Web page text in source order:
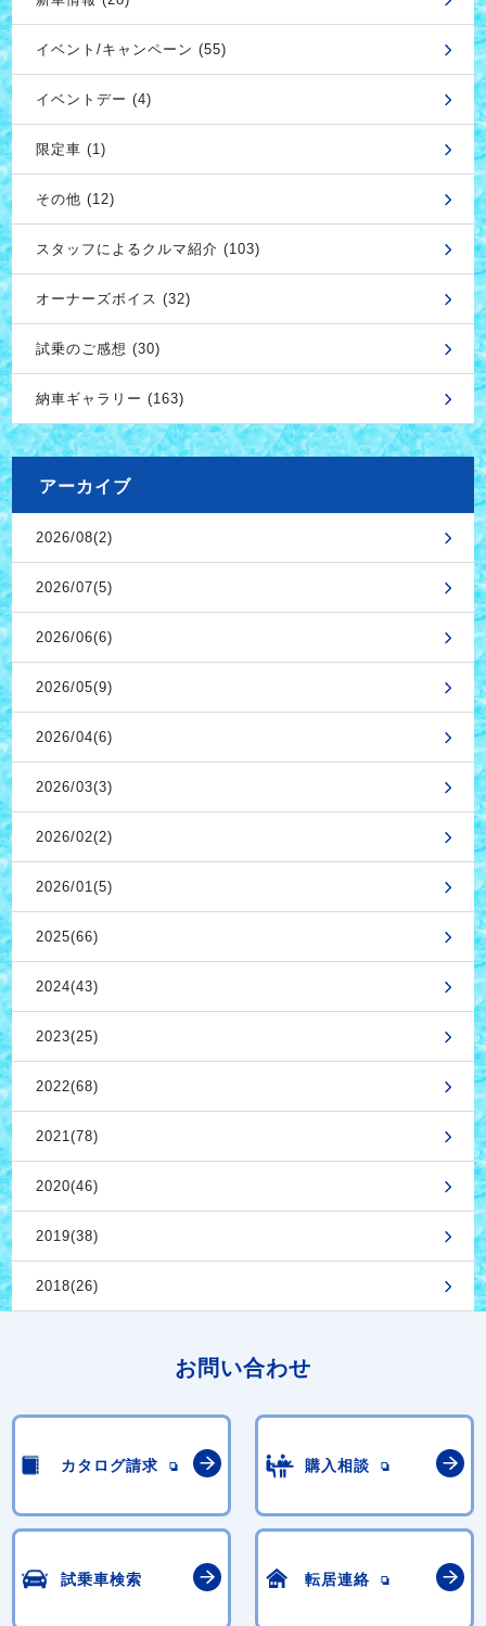
イベント/キャンペーン (55)
イベントデー (4)
限定車 (1)
その他 (12)
スタッフによるクルマ紹介 (103)
オーナーズボイス (32)
試乗のご感想 (30)
納車ギャラリー (163)
アーカイブ
2026/08(2)
2026/07(5)
2026/06(6)
2026/05(9)
2026/04(6)
2026/03(3)
2026/02(2)
2026/01(5)
2025(66)
2024(43)
2023(25)
2022(68)
2021(78)
2020(46)
2019(38)
2018(26)
お問い合わせ
カタログ請求 購入相談
試乗車検索 転居連絡